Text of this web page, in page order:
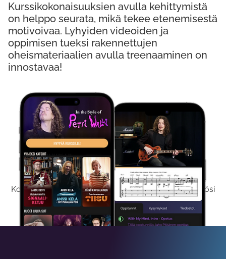
Kokeile Ilmaiseksi
Kokeilemalla ilmaiseksi saat koko sisältömme käyttöösi
viikon ajaksi.
Kurssikokonaisuuksien avulla kehittymistä
on helppo seurata, mikä tekee etenemisestä
motivoivaa. Lyhyiden videoiden ja
oppimisen tueksi rakennettujen
oheismateriaalien avulla treenaaminen on
innostavaa!